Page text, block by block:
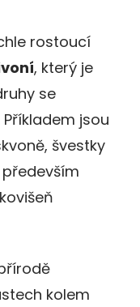
rostoucí
, který je
se
jsou
švestky
kolem